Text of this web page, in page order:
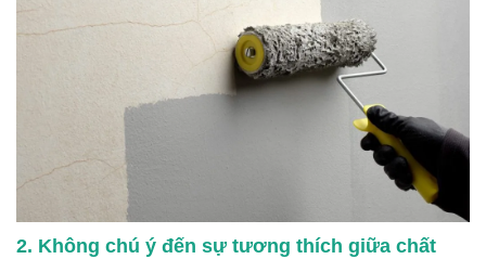
2. Không chú ý đến sự tương thích giữa chất